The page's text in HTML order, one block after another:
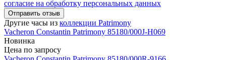
согласие на обработку персональных данных
Отправить отзыв
Другие часы из коллекции Patrimony
Vacheron Constantin Patrimony 85180/000J-H069
Новинка
Цена по запросу